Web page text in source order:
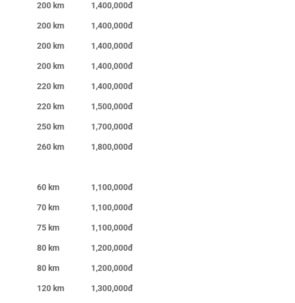
200 km
1,400,000đ
200 km
1,400,000đ
200 km
1,400,000đ
200 km
1,400,000đ
220 km
1,400,000đ
220 km
1,500,000đ
250 km
1,700,000đ
260 km
1,800,000đ
60 km
1,100,000đ
70 km
1,100,000đ
75 km
1,100,000đ
80 km
1,200,000đ
80 km
1,200,000đ
120 km
1,300,000đ